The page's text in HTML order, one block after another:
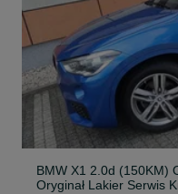
BMW X1 2.0d (150KM)
Oryginał Lakier Serwis